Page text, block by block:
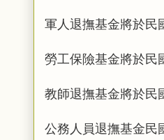
軍人退撫基金將於民
勞工保險基金將於民
教師退撫基金將於民
公務人員退撫基金民